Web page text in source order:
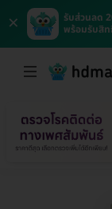
×
รับส่วนลด
พร้อมรับสิท